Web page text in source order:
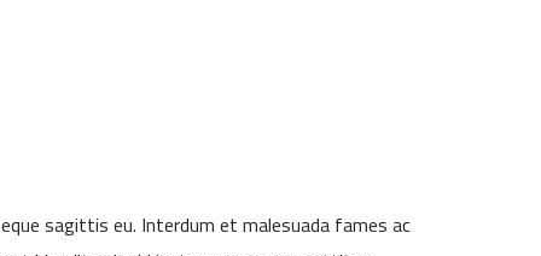
sagittis eu. Interdum et malesuada fames ac